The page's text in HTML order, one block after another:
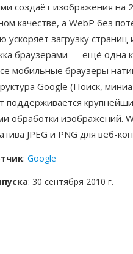
создаёт изображения на
качестве, а WebP без
ускоряет загрузку
браузерами — ещё одна
мобильные браузеры
Google (Поиск,
поддерживается
обработки изображений.
JPEG и PNG для веб-
: Google
: 30 сентября 2010 г.